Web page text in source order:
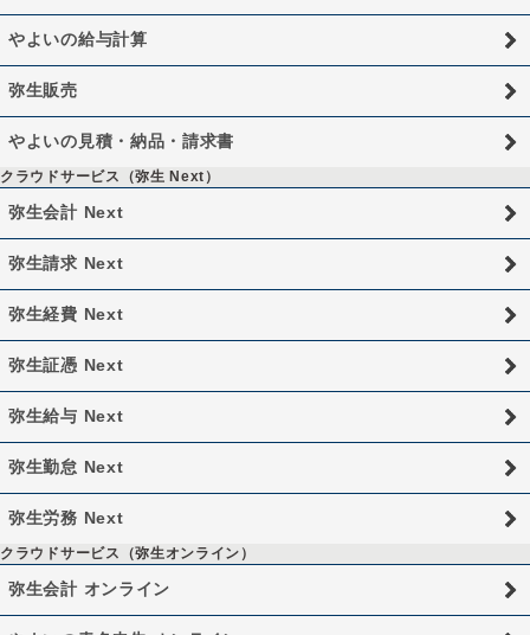
やよいの給与計算
弥生販売
やよいの見積・納品・請求書
クラウドサービス（弥生 Next）
弥生会計 Next
弥生請求 Next
弥生経費 Next
弥生証憑 Next
弥生給与 Next
弥生勤怠 Next
弥生労務 Next
クラウドサービス（弥生オンライン）
弥生会計 オンライン